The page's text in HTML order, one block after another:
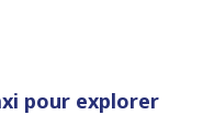
pour explorer